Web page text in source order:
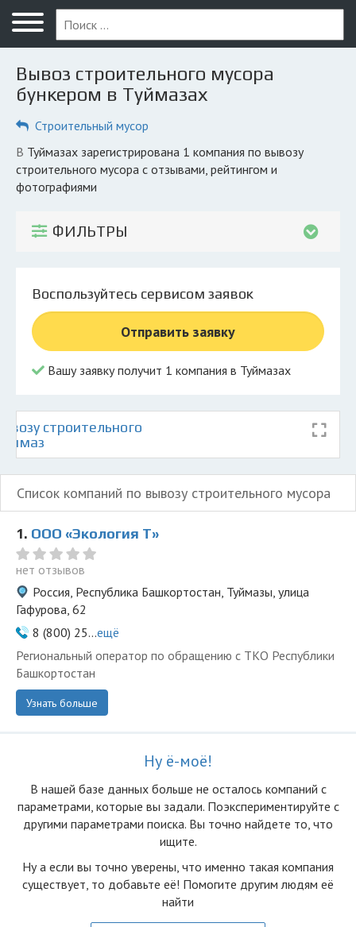
Меню
Главная
Вопрос юристу
Вывоз
Обеззараживание
Личный кабинет
© 2026 Все права защищены
Вывоз строительного мусора
бункером в Туймазах
Строительный мусор
в Туймазах зарегистрирована 1 компания по вывозу
строительного мусора с отзывами, рейтингом и
фотографиями
ФИЛЬТРЫ
Воспользуйтесь сервисом заявок
Отправить заявку
Вашу заявку получит 1 компания в Туймазах
строительного
Список компаний по вывозу строительного мусора
1. ООО «Экология Т»
нет отзывов
Россия, Республика Башкортостан, Туймазы, улица
Гафурова, 62
8 (800) 25...ещё
Региональный оператор по обращению с ТКО Республики
Башкортостан
Узнать больше
Ну ё-моё!
В нашей базе данных больше не осталоcь компаний с
параметрами, которые вы задали. Поэкспериментируйте с
другими параметрами поиска. Вы точно найдете то, что
ищите.
Ну а если вы точно уверены, что именно такая компания
существует, то добавьте её! Помогите другим людям её
найти